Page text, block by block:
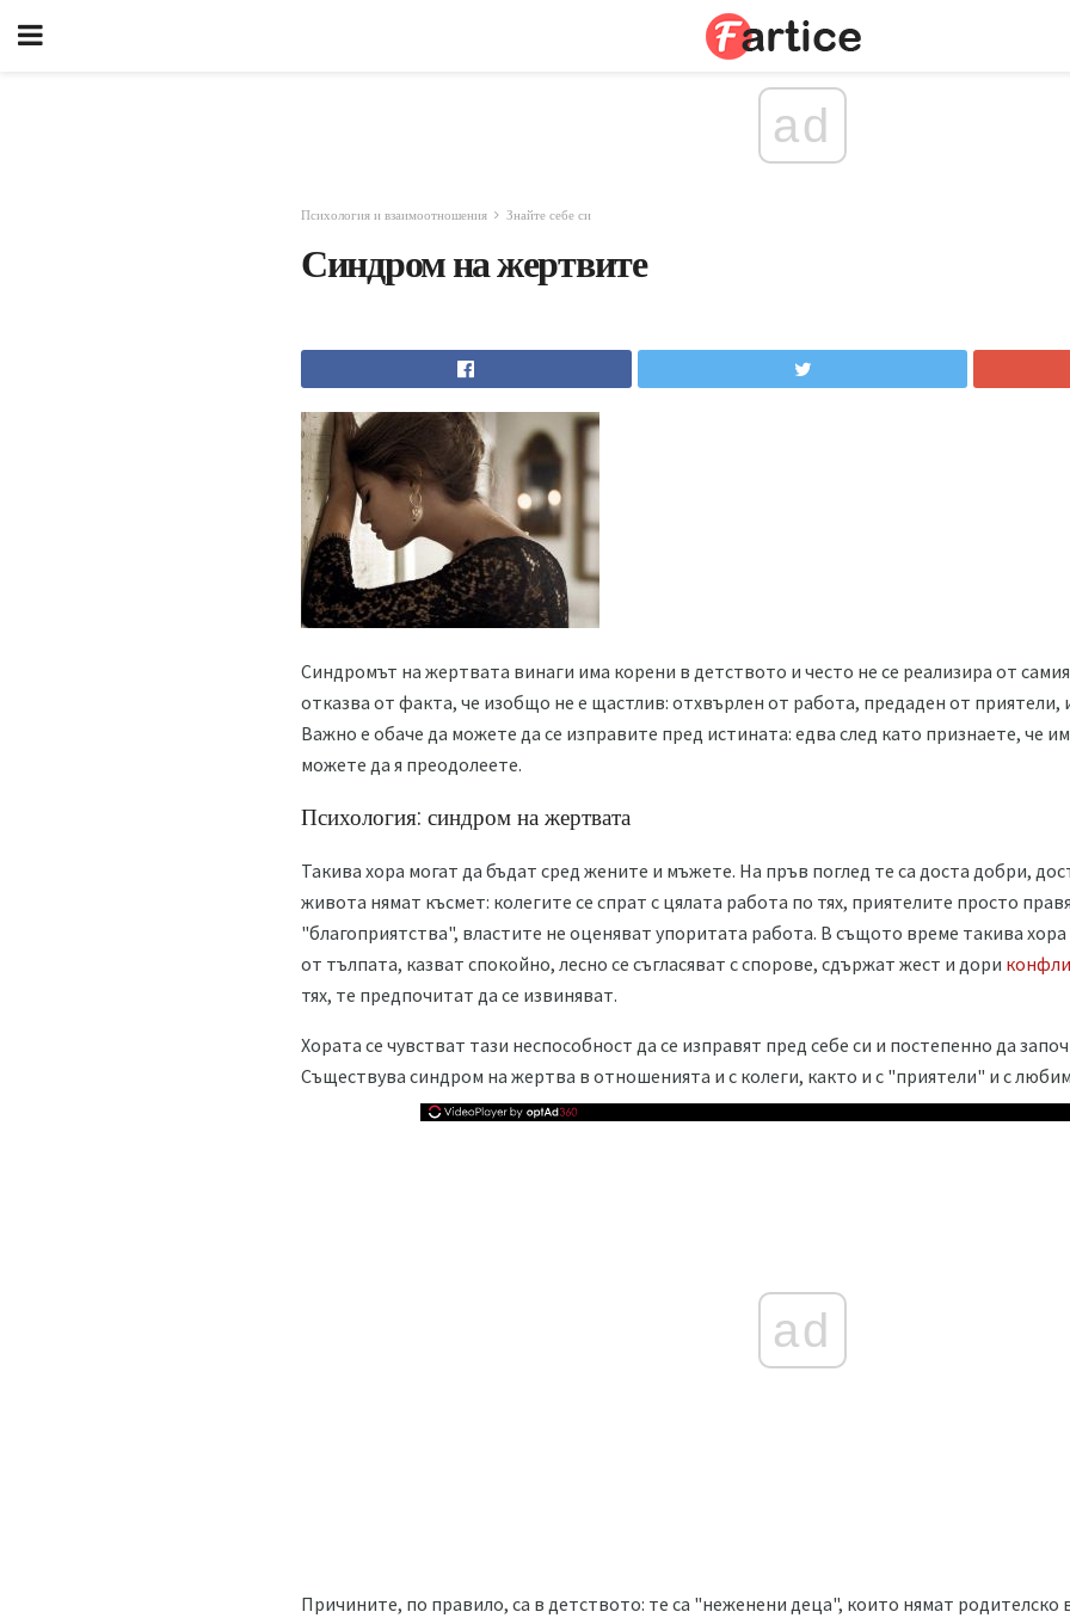
ad
Психология и взаимоотношения Знайте себе си
Синдром на жертвите
Синдромът на жертвата винаги има корени в детството и често не се реализира от
отказва от факта, че изобщо не е щастлив: отхвърлен от работа, предаден от приятели,
Важно е обаче да можете да се изправите пред истината: едва след като признаете, че
можете да я преодолеете.
Психология: синдром на жертвата
Такива хора могат да бъдат сред жените и мъжете. На пръв поглед те са доста добри,
живота нямат късмет: колегите се спрат с цялата работа по тях, приятелите просто
"благоприятства", властите не оценяват упоритата работа. В същото време такива хора
от тълпата, казват спокойно, лесно се съгласяват с спорове, сдържат жест и дори
тях, те предпочитат да се извиняват.
Хората се чувстват тази неспособност да се изправят пред себе си и постепенно да
Съществува синдром на жертва в отношенията и с колеги, както и с "приятели" и с
ad
Причините, по правило, са в детството: те са "неженени деца", които нямат родителско